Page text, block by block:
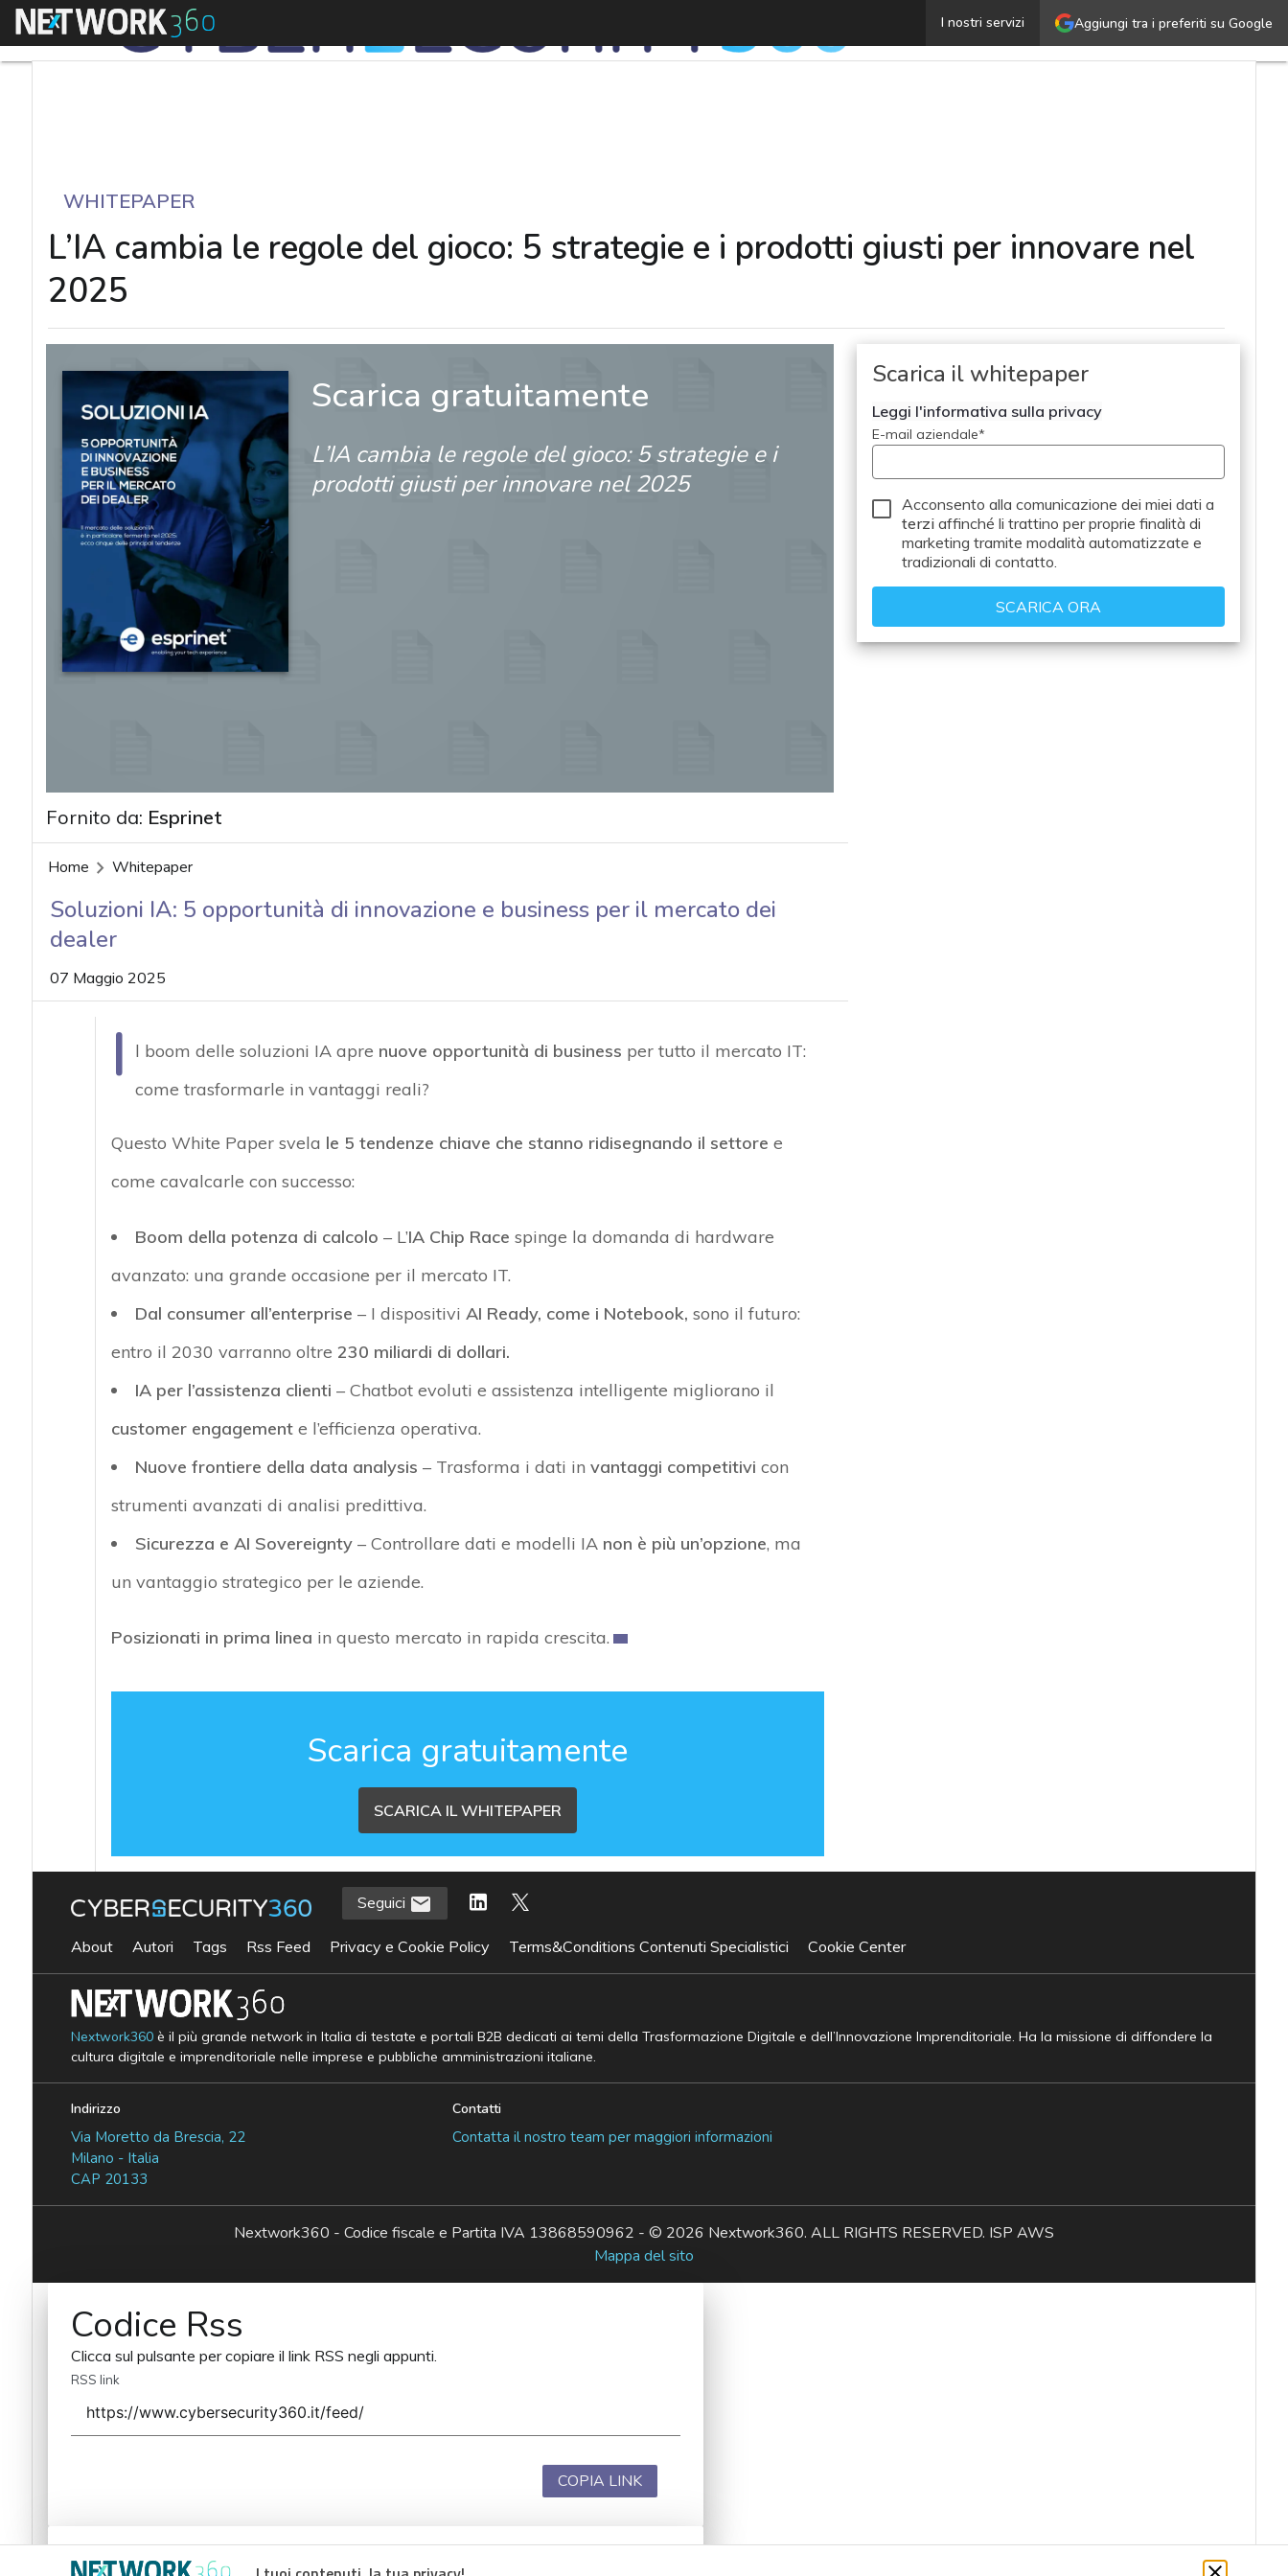
Aggiungi tra i preferiti su Google
I nostri servizi
Menu L’IA cambia le regole del gioco: 5 strategie e i
WHITEPAPER
L’IA cambia le regole del gioco: 5 strategie e i prodotti giusti per innovare nel
2025
Scarica gratuitamente
L’IA cambia le regole del gioco: 5 strategie e i
prodotti giusti per innovare nel 2025
Fornito da: Esprinet
Home Whitepaper
Soluzioni IA: 5 opportunità di innovazione e business per il mercato dei
dealer
07 Maggio 2025
I l boom delle soluzioni IA apre nuove opportunità di business per tutto il mercato IT:
come trasformarle in vantaggi reali?
Questo White Paper svela le 5 tendenze chiave che stanno ridisegnando il settore e
come cavalcarle con successo:
Boom della potenza di calcolo – L’IA Chip Race spinge la domanda di hardware
avanzato: una grande occasione per il mercato IT.
Dal consumer all’enterprise – I dispositivi AI Ready, come i Notebook, sono il futuro:
entro il 2030 varranno oltre 230 miliardi di dollari.
IA per l’assistenza clienti – Chatbot evoluti e assistenza intelligente migliorano il
customer engagemente l’efficienza operativa.
Nuove frontiere della data analysis – Trasforma i dati in vantaggi competitivi con
strumenti avanzati di analisi predittiva.
Sicurezza e AI Sovereignty– Controllare dati e modelli IA non è più un’opzione, ma
un vantaggio strategico per le aziende.
Posizionati in prima linea in questo mercato in rapida crescita.
Scarica gratuitamente
SCARICA IL WHITEPAPER
Scarica il whitepaper
Leggi l'informativa sulla privacy
E-mail aziendale*
Acconsento alla comunicazione dei miei dati a
terzi affinché li trattino per proprie finalità di
marketing tramite modalità automatizzate e
tradizionali di contatto.
Seguici
About Autori Tags Rss Feed Privacy e Cookie Policy Terms&Conditions Contenuti Specialistici Cookie Center
Nextwork360è il più grande network in Italia di testate e portali B2B dedicati ai temi della Trasformazione Digitale e dell’Innovazione Imprenditoriale. Ha la missione di diffondere la
cultura digitale e imprenditoriale nelle imprese e pubbliche amministrazioni italiane.
Indirizzo
Via Moretto da Brescia, 22
Milano - Italia
CAP 20133
Contatti
Contatta il nostro team per maggiori informazioni
Nextwork360 - Codice fiscale e Partita IVA 13868590962 - © 2026 Nextwork360. ALL RIGHTS RESERVED. ISP AWS
Mappa del sito
Codice Rss
Clicca sul pulsante per copiare il link RSS negli appunti.
RSS link
COPIA LINK